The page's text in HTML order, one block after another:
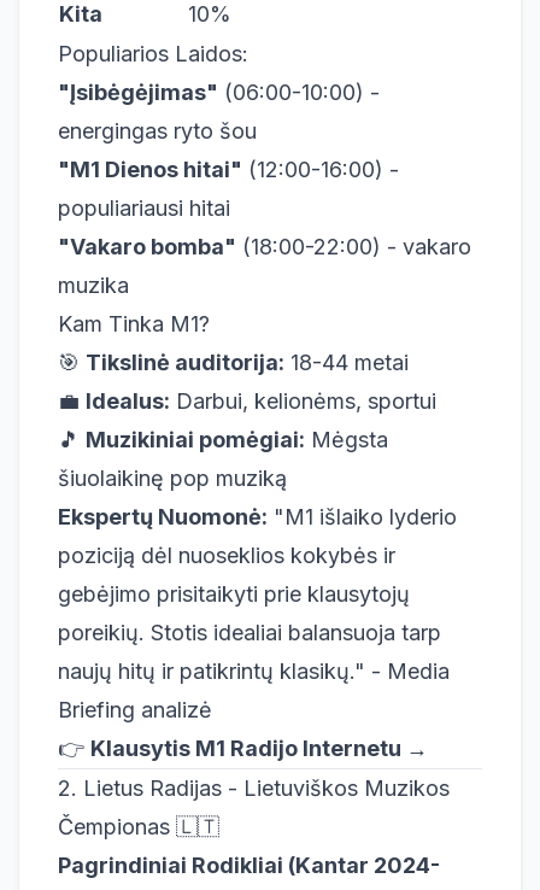
Kita
10%
Populiarios Laidos:
"Įsibėgėjimas" (06:00-10:00) -
energingas ryto šou
"M1 Dienos hitai" (12:00-16:00) -
populiariausi hitai
"Vakaro bomba" (18:00-22:00) - vakaro
muzika
Kam Tinka M1?
🎯 Tikslinė auditorija: 18-44 metai
💼 Idealus: Darbui, kelionėms, sportui
🎵 Muzikiniai pomėgiai: Mėgsta
šiuolaikinę pop muziką
Ekspertų Nuomonė: "M1 išlaiko lyderio
poziciją dėl nuoseklios kokybės ir
gebėjimo prisitaikyti prie klausytojų
poreikių. Stotis idealiai balansuoja tarp
naujų hitų ir patikrintų klasikų." - Media
Briefing analizė
👉 Klausytis M1 Radijo Internetu →
2. Lietus Radijas - Lietuviškos Muzikos
Čempionas 🇱🇹
Pagrindiniai Rodikliai (Kantar 2024-